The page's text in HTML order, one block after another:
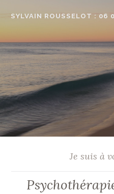
principal
SYLVAIN ROUSSELOT : 06
Je suis à